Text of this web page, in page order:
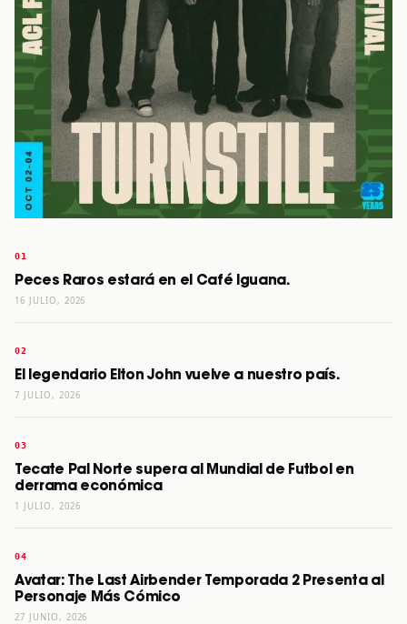
Peces Raros estará en el Café Iguana.
16 JULIO, 2026
El legendario Elton John vuelve a nuestro país.
7 JULIO, 2026
Tecate Pal Norte supera al Mundial de Futbol en
derrama económica
1 JULIO, 2026
Avatar: The Last Airbender Temporada 2 Presenta al
Personaje Más Cómico
27 JUNIO, 2026